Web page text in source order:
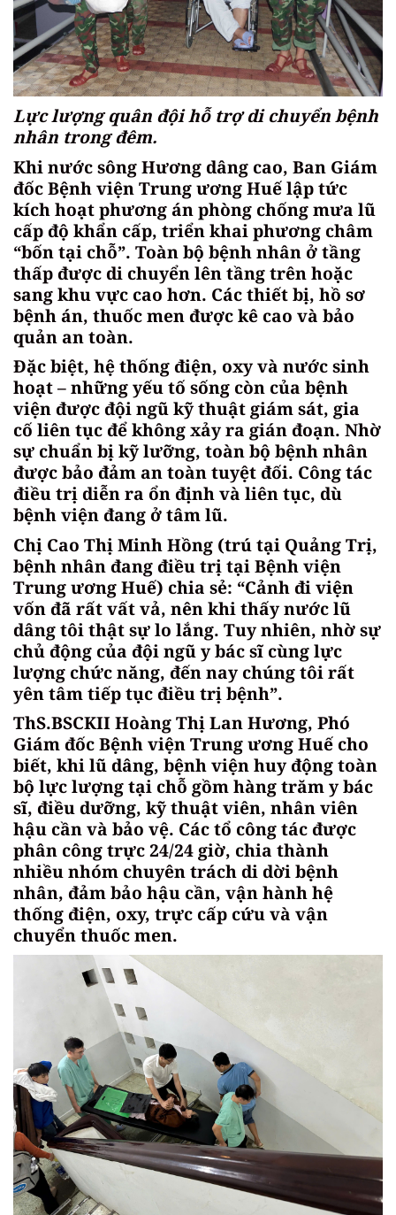
Lực lượng quân đội hỗ trợ di chuyển bệnh
nhân trong đêm.
Khi nước sông Hương dâng cao, Ban Giám
đốc Bệnh viện Trung ương Huế lập tức
kích hoạt phương án phòng chống mưa lũ
cấp độ khẩn cấp, triển khai phương châm
“bốn tại chỗ”. Toàn bộ bệnh nhân ở tầng
thấp được di chuyển lên tầng trên hoặc
sang khu vực cao hơn. Các thiết bị, hồ sơ
bệnh án, thuốc men được kê cao và bảo
quản an toàn.
Đặc biệt, hệ thống điện, oxy và nước sinh
hoạt – những yếu tố sống còn của bệnh
viện được đội ngũ kỹ thuật giám sát, gia
cố liên tục để không xảy ra gián đoạn. Nhờ
sự chuẩn bị kỹ lưỡng, toàn bộ bệnh nhân
được bảo đảm an toàn tuyệt đối. Công tác
điều trị diễn ra ổn định và liên tục, dù
bệnh viện đang ở tâm lũ.
Chị Cao Thị Minh Hồng (trú tại Quảng Trị,
bệnh nhân đang điều trị tại Bệnh viện
Trung ương Huế) chia sẻ: “Cảnh đi viện
vốn đã rất vất vả, nên khi thấy nước lũ
dâng tôi thật sự lo lắng. Tuy nhiên, nhờ sự
chủ động của đội ngũ y bác sĩ cùng lực
lượng chức năng, đến nay chúng tôi rất
yên tâm tiếp tục điều trị bệnh”.
ThS.BSCKII Hoàng Thị Lan Hương, Phó
Giám đốc Bệnh viện Trung ương Huế cho
biết, khi lũ dâng, bệnh viện huy động toàn
bộ lực lượng tại chỗ gồm hàng trăm y bác
sĩ, điều dưỡng, kỹ thuật viên, nhân viên
hậu cần và bảo vệ. Các tổ công tác được
phân công trực 24/24 giờ, chia thành
nhiều nhóm chuyên trách di dời bệnh
nhân, đảm bảo hậu cần, vận hành hệ
thống điện, oxy, trực cấp cứu và vận
chuyển thuốc men.